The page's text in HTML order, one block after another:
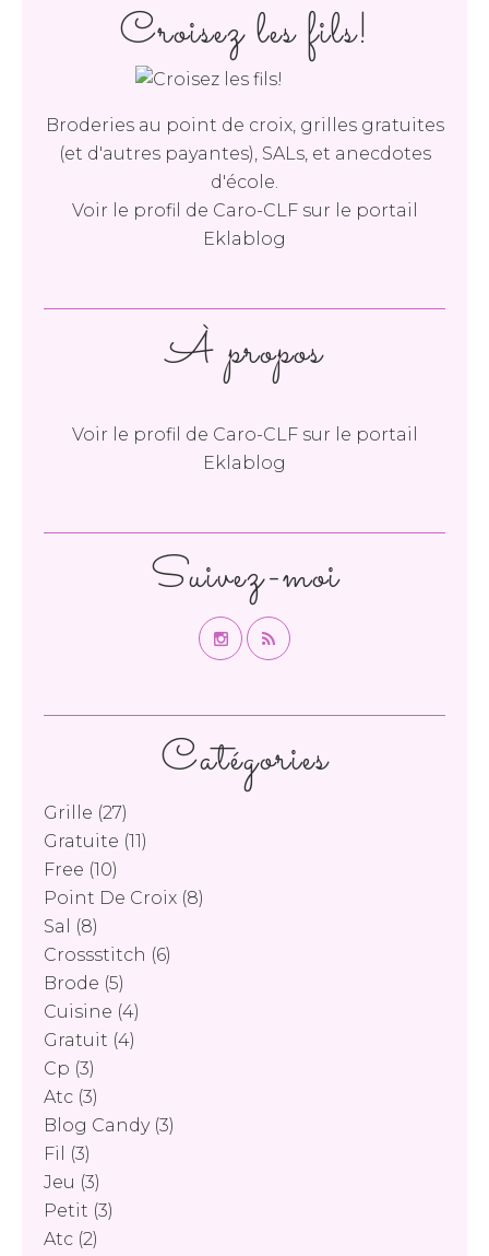
Catégories
Grille (27)
Gratuite (11)
Free (10)
Point De Croix (8)
Sal
(8)
Crossstitch (6)
Brode (5)
Cuisine (4)
Gratuit (4)
Cp (3)
Atc (3)
Blog Candy(3)
Fil
(3)
Jeu (3)
Petit (3)
Atc (2)
Croisez les fils!
Broderies au point de croix, grilles gratuites
(et d'autres payantes), SALs, et anecdotes
d'école.
Voir le profil de Caro-CLFsur le portail
Eklablog
Suivez-moi
À propos
Voir le profil de Caro-CLFsur le portail
Eklablog